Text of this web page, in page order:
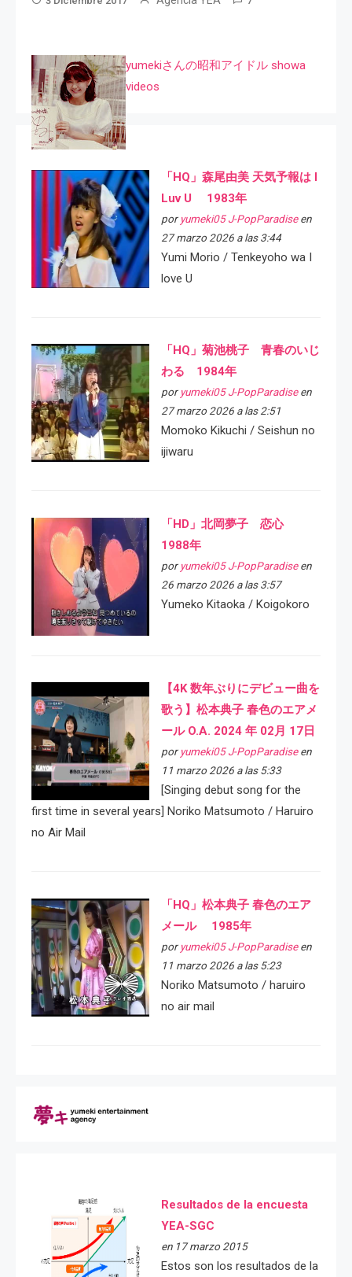
yumekiさんの昭和アイドル showa
videos
「HQ」森尾由美 天気予報は I
Luv U 1983年
por yumeki05 J-PopParadiseen
27 marzo 2026 a las 3:44
Yumi Morio / Tenkeyoho wa I
love U
「HQ」菊池桃子 青春のいじ
わる 1984年
por yumeki05 J-PopParadiseen
27 marzo 2026 a las 2:51
Momoko Kikuchi / Seishun no
ijiwaru
「HD」北岡夢子 恋心
1988年
por yumeki05 J-PopParadiseen
26 marzo 2026 a las 3:57
Yumeko Kitaoka / Koigokoro
【4K 数年ぶりにデビュー曲を
歌う】松本典子 春色のエアメ
ール O.A. 2024 年 02月 17日
por yumeki05 J-PopParadiseen
11 marzo 2026 a las 5:33
[Singing debut song for the
first time in several years] Noriko Matsumoto / Haruiro
no Air Mail
「HQ」松本典子 春色のエア
メール 1985年
por yumeki05 J-PopParadiseen
11 marzo 2026 a las 5:23
Noriko Matsumoto / haruiro
no air mail
Resultados de la encuesta
YEA-SGC
en 17 marzo 2015
Estos son los resultados de la